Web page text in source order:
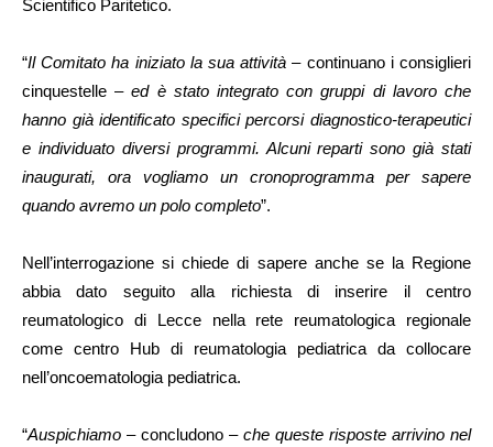
Scientifico Paritetico.
“Il Comitato ha iniziato la sua attività – continuano i consiglieri
cinquestelle –ed è stato integrato con gruppi di lavoro che
hanno già identificato specifici percorsi diagnostico-terapeutici
e individuato diversi programmi. Alcuni reparti sono già stati
inaugurati, ora vogliamo un cronoprogramma per sapere
quando avremo un polo completo”.
Nell’interrogazione si chiede di sapere anche se la Regione
abbia dato seguito alla richiesta di inserire il centro
reumatologico di Lecce nella rete reumatologica regionale
come centro Hub di reumatologia pediatrica da collocare
nell’oncoematologia pediatrica.
“Auspichiamo – concludono – che queste risposte arrivino nel